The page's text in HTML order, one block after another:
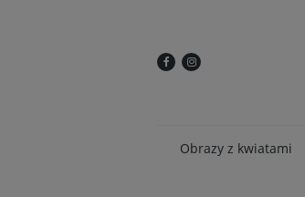
Obrazy z kwiatami